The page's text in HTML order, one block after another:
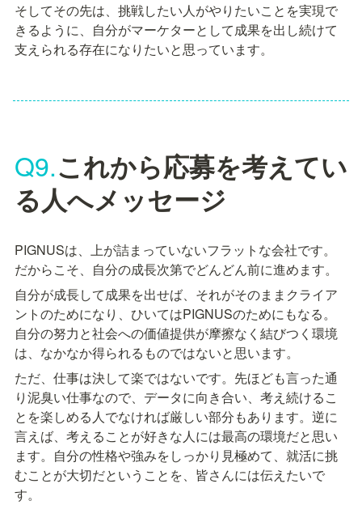
そしてその先は、挑戦したい人がやりたいことを実現で
きるように、自分がマーケターとして成果を出し続けて
支えられる存在になりたいと思っています。
Q9.これから応募を考えてい
る人へメッセージ
PIGNUSは、上が詰まっていないフラットな会社です。
だからこそ、自分の成長次第でどんどん前に進めます。
自分が成長して成果を出せば、それがそのままクライア
ントのためになり、ひいてはPIGNUSのためにもなる。
自分の努力と社会への価値提供が摩擦なく結びつく環境
は、なかなか得られるものではないと思います。
ただ、仕事は決して楽ではないです。先ほども言った通
り泥臭い仕事なので、データに向き合い、考え続けるこ
とを楽しめる人でなければ厳しい部分もあります。逆に
言えば、考えることが好きな人には最高の環境だと思い
ます。自分の性格や強みをしっかり見極めて、就活に挑
むことが大切だということを、皆さんには伝えたいで
す。